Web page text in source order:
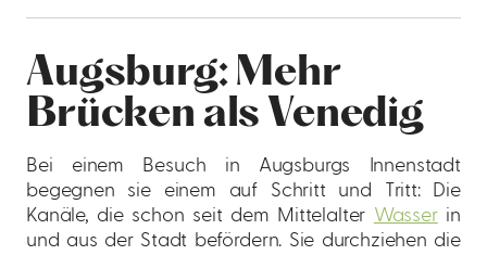
Augsburg: Mehr
Brücken als Venedig
Bei einem Besuch in Augsburgs Innenstadt
begegnen sie einem auf Schritt und Tritt: Die
Kanäle, die schon seit dem Mittelalter Wasserin
und aus der Stadt befördern. Sie durchziehen die